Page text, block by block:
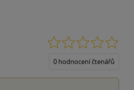
0 hodnocení čtenářů